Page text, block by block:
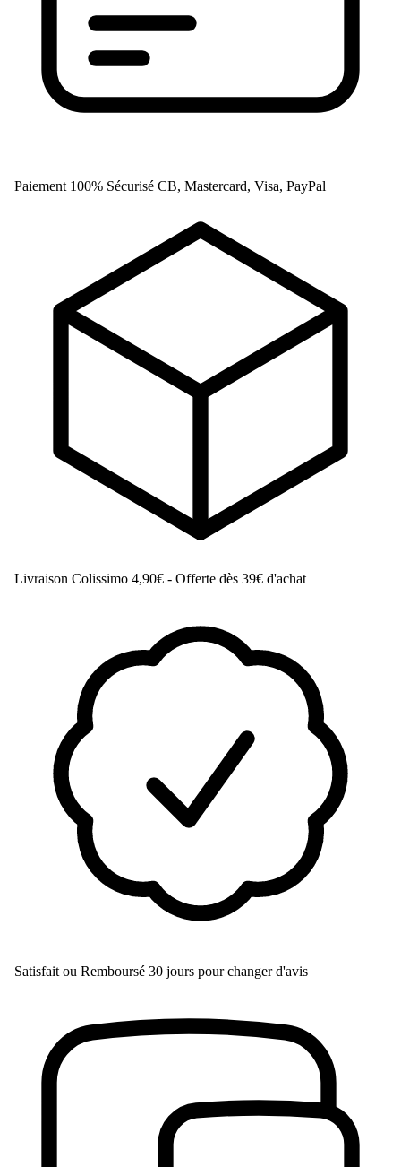
Paiement 100% Sécurisé CB, Mastercard, Visa, PayPal
Livraison Colissimo 4,90€ - Offerte dès 39€ d'achat
Satisfait ou Remboursé 30 jours pour changer d'avis